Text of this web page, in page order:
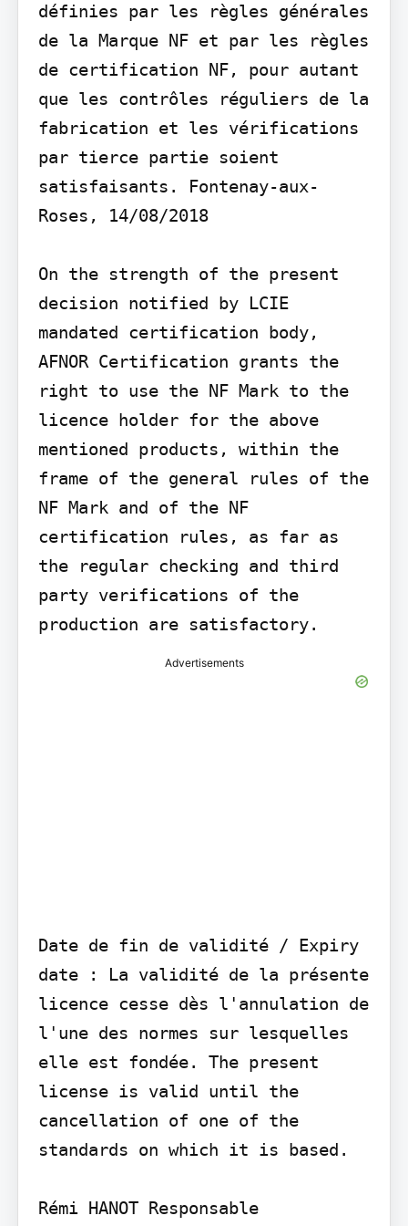
définies par les règles générales
de la Marque NF et par les règles
de certification NF, pour autant
que les contrôles réguliers de la
fabrication et les vérifications
par tierce partie soient
satisfaisants. Fontenay-aux-
Roses, 14/08/2018
On the strength of the present
decision notified by LCIE
mandated certification body,
AFNOR Certification grants the
right to use the NF Mark to the
licence holder for the above
mentioned products, within the
frame of the general rules of the
NF Mark and of the NF
certification rules, as far as
the regular checking and third
party verifications of the
production are satisfactory.
Advertisements
Date de fin de validité / Expiry
date : La validité de la présente
licence cesse dès l'annulation de
l'une des normes sur lesquelles
elle est fondée. The present
license is valid until the
cancellation of one of the
standards on which it is based.
Rémi HANOT Responsable